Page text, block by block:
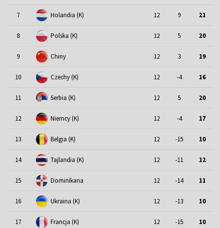
7 Holandia (K) 12 9 21
8 Polska (K) 12 5 20
9 Chiny 12 3 19
10 Czechy (K) 12 -4 16
11 Serbia (K) 12 5 20
12 Niemcy (K) 12 -4 17
13 Belgia (K) 12 -15 10
14 Tajlandia (K) 12 -11 12
15 Dominikana 12 -14 11
16 Ukraina (K) 12 -13 10
17 Francja (K) 12 -15 10